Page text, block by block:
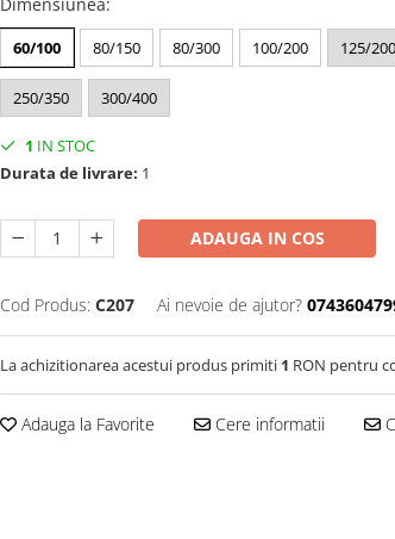
60/100 80/150 80/300 100/200 125/200
250/350 300/400
1 IN STOC
Durata de livrare: 1
ADAUGA IN COS
Cod Produs: C207 Ai nevoie de ajutor?
La achizitionarea acestui produs primiti 1 RON pentru
Adauga la Favorite Cere informatii